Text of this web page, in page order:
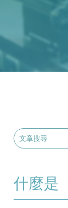
什麼是